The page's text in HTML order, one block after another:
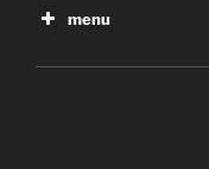
menu